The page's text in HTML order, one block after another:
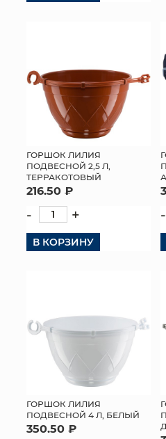
ГОРШОК ЛИЛИЯ
ПОДВЕСНОЙ 2,5 Л,
ТЕРРАКОТОВЫЙ
216.50 ₽
- +
В КОРЗИНУ
-
ГОРШОК ЛИЛИЯ
ПОДВЕСНОЙ 4 Л, БЕЛЫЙ
350.50 ₽